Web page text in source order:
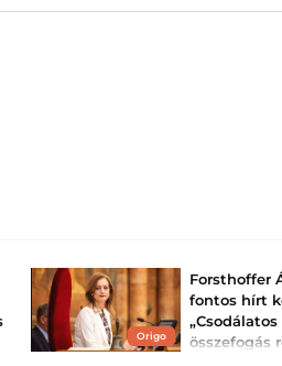
Origo
Forsthoffer
fontos hírt
„Csodálatos
összefogás